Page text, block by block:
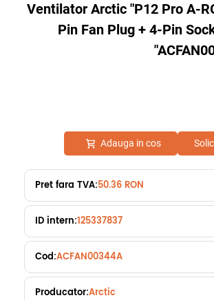
Ventilator Arctic "P12 Pro A-
Pin Fan Plug + 4-Pin
Adauga in cos
Pret fara TVA:50.36 RON
ID intern:125337837
Cod:ACFAN00344A
Producator:Arctic